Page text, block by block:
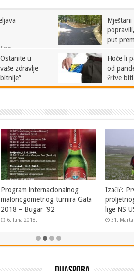
Mještani
put
Komentari isključeni
za Mještani vlastitim
asvaltirali put prema mezarju
u
zdravlje
Hoće li
od
žrtve biti
21. Marta 2020.
virusa, čije će žrtve biti veće?
Program internacionalnog
malonogometnog turnira Gata
2018 – Bugar “92
6. Juna 2018.
Izačić:
lige NS
31. Marta